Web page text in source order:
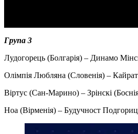
Група 3
Лудогорець (Болгарія) – Динамо
Олімпія Любляна (Словенія) –
Віртус (Сан-Марино) – Зрінскі
Ноа (Вірменія) – Будучност